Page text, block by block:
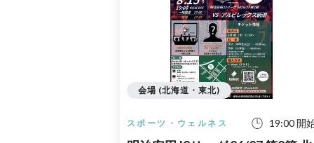
スポーツ・ウェルネス 19:00 開
会場 (北海道・東北)